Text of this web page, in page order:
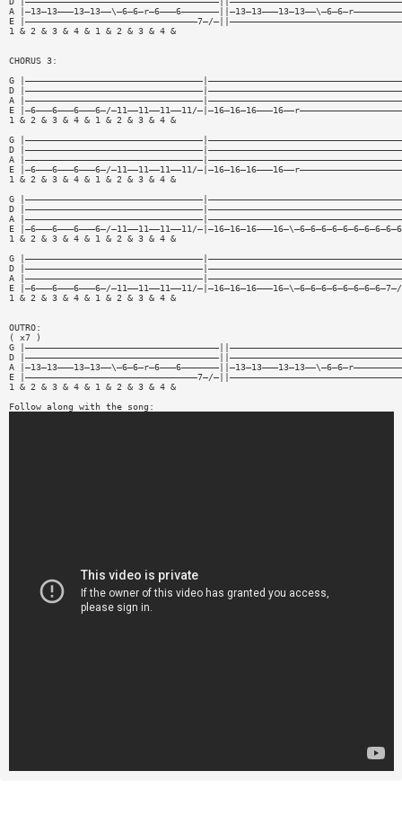
A
E |————————————————————————————————7—/
1 & 2 & 3 & 4 & 1 & 2 & 3 & 4 &
CHORUS 3:
G
D
A
E |—6———6———6———6—/—11——11——11——11/
1 & 2 & 3 & 4 & 1 & 2 & 3 & 4 &
G
D
A
E |—6———6———6———6—/—11——11——11——11/
1 & 2 & 3 & 4 & 1 & 2 & 3 & 4 &
G
D
A
E |—6———6———6———6—/—11——11——11——11/
1 & 2 & 3 & 4 & 1 & 2 & 3 & 4 &
G
D
A
E |—6———6———6———6—/—11——11——11——11/
1 & 2 & 3 & 4 & 1 & 2 & 3 & 4 &
OUTRO:
( x7 )
G
D
A
E |————————————————————————————————7—/
1 & 2 & 3 & 4 & 1 & 2 & 3 & 4 &
Follow along with the song: